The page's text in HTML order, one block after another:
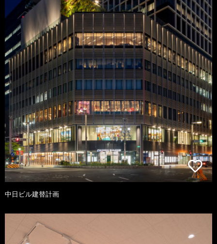
中日ビル建替計画